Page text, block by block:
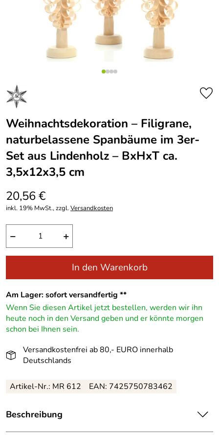
Weihnachtsdekoration – Filigrane,
naturbelassene Spanbäume im 3er-
Set aus Lindenholz – BxHxT ca.
3,5x12x3,5 cm
20,56 €
inkl. 19% MwSt., zzgl.Versandkosten
− +
In den Warenkorb
Am Lager: sofort versandfertig **
Wenn Sie diesen Artikel jetzt bestellen, werden wir ihn
heute noch in den Versand geben und er könnte morgen
schon bei Ihnen sein.
Versandkostenfrei ab 80,- EURO innerhalb
Deutschlands
Artikel-Nr.: MR 612 EAN: 7425750783462
Beschreibung